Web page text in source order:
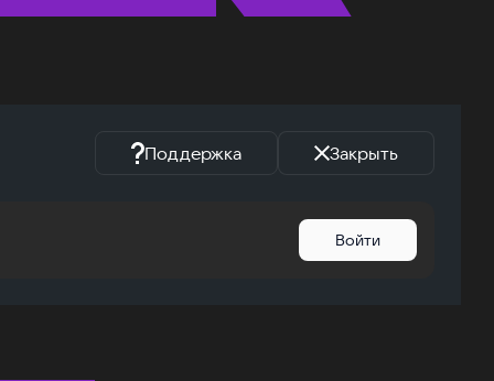
Поддержка Закрыть
Войти